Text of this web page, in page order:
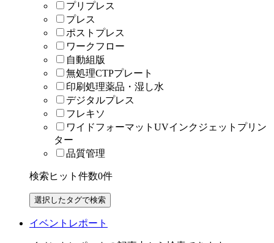
プリプレス
プレス
ポストプレス
ワークフロー
自動組版
無処理CTPプレート
印刷処理薬品・湿し水
デジタルプレス
フレキソ
ワイドフォーマットUVインクジェットプリン
ター
品質管理
検索ヒット件数0件
イベントレポート